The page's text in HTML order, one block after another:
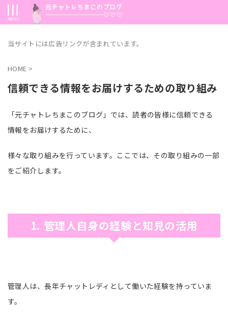
当サイトには広告リンクが含まれています。
HOME >
信頼できる情報をお届けするための取り組み
「元チャトレちまこのブログ」では、読者の皆様に信頼できる
情報をお届けするために、
様々な取り組みを行っています。ここでは、その取り組みの一部
をご紹介します。
1. 管理人自身の経験と知見の活用
管理人は、長年チャットレディとして働いた経験を持っていま
す。